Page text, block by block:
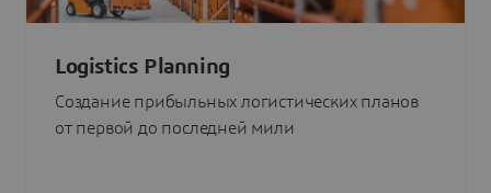
Logistics Planning
Создание прибыльных логистических планов
от первой до последней мили